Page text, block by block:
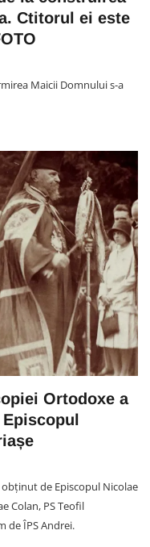
Ctitorul ei este
Maicii Domnului s-a
Ortodoxe a
de Episcopul Nicolae
Colan, PS Teofil
de ÎPS Andrei.